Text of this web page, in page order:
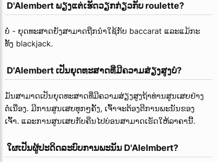
D'Alembert ພຽງແຕ່ເຮັດວຽກກ່ຽວກັບ roulette?
ບໍ່ - ຍຸດທະສາດຍັງສາມາດຖືກນໍາໃຊ້ກັບ baccarat ແລະແມ້ກະ
ທັ້ງ blackjack.
D'Alembert ເປັນຍຸດທະສາດທີ່ມີຄວາມສ່ຽງສູງບໍ?
ມັນສາມາດເປັນຍຸດທະສາດທີ່ມີຄວາມສ່ຽງສູງຖ້າທ່ານສູນເສຍຢ່າງ
ຕໍ່ເນື່ອງ. ມີການສູນເສຍທຸກໆຄັ້ງ, ເຈົ້າຈະຕ້ອງຕີການພະນັນຂອງ
ເຈົ້າ. ແລະການສູນເສຍກັບຄືນໄປບ່ອນສາມາດເຮັດໃຫ້ລາຄານີ້.
ໃຜເປັນຜູ້ປະດິດລະບົບການພະນັນ D'Alelmbert?